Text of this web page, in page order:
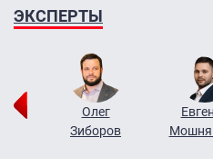
ЭКСПЕРТЫ
Олег
Зиборов